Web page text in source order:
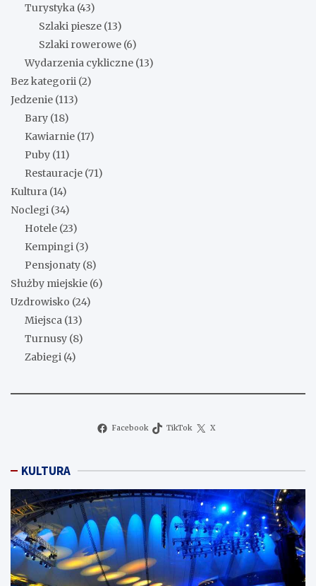
Turystyka (43)
Szlaki piesze (13)
Szlaki rowerowe (6)
Wydarzenia cykliczne (13)
Bez kategorii (2)
Jedzenie (113)
Bary (18)
Kawiarnie (17)
Puby (11)
Restauracje (71)
Kultura (14)
Noclegi (34)
Hotele (23)
Kempingi (3)
Pensjonaty (8)
Służby miejskie (6)
Uzdrowisko (24)
Miejsca (13)
Turnusy (8)
Zabiegi (4)
Facebook TikTok X
KULTURA